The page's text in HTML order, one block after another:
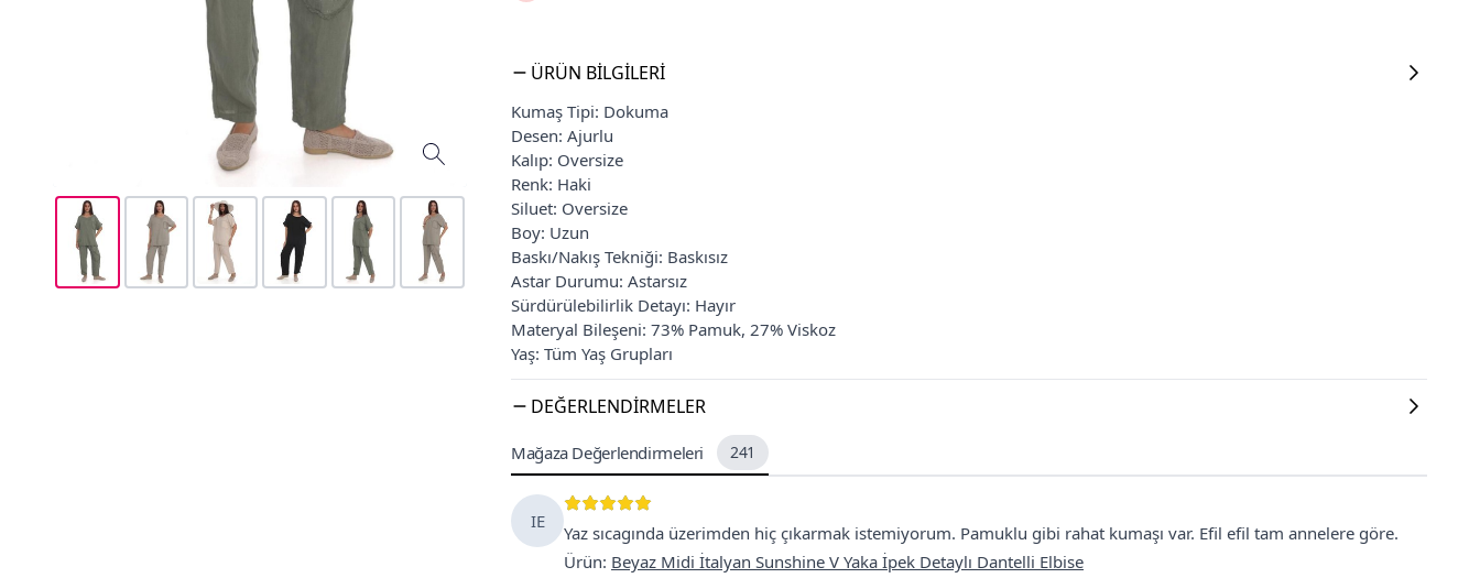
ÜRÜN BILGILERI
Kumaş Tipi: Dokuma
Desen: Ajurlu
Kalıp: Oversize
Renk: Haki
Siluet: Oversize
Boy: Uzun
Baskı/Nakış Tekniği: Baskısız
Astar Durumu: Astarsız
Sürdürülebilirlik Detayı: Hayır
Materyal Bileşeni: 73% Pamuk, 27% Viskoz
Yaş: Tüm Yaş Grupları
DEĞERLENDIRMELER
Mağaza Değerlendirmeleri 241
IE
Yaz sıcagında üzerimden hiç çıkarmak istemiyorum. Pamuklu gibi rahat kumaşı var. Efil efil tam annelere göre.
Ürün: Beyaz Midi İtalyan Sunshine V Yaka İpek Detaylı Dantelli Elbise